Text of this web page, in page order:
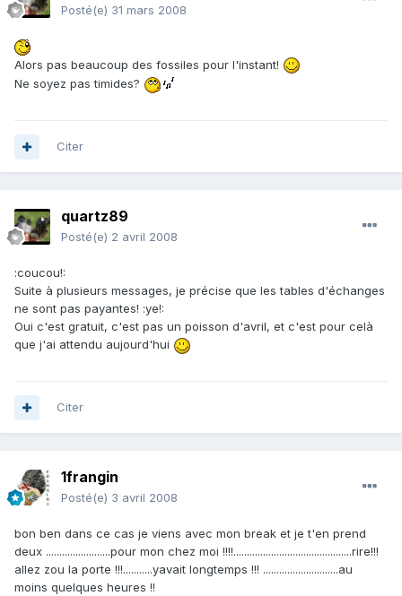
Posté(e) 31 mars 2008
Alors pas beaucoup des fossiles pour l'instant!
Ne soyez pas timides?
Citer
quartz89
Posté(e) 2 avril 2008
:coucou!:
Suite à plusieurs messages, je précise que les tables d'échanges
ne sont pas payantes! :ye!:
Oui c'est gratuit, c'est pas un poisson d'avril, et c'est pour celà
que j'ai attendu aujourd'hui
Citer
1frangin
Posté(e) 3 avril 2008
bon ben dans ce cas je viens avec mon break et je t'en prend
deux ........................pour mon chez moi !!!!............................................rire!!!
allez zou la porte !!!...........yavait longtemps !!! ............................au
moins quelques heures !!